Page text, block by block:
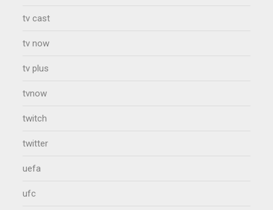
tv cast
tv now
tv plus
tvnow
twitch
twitter
uefa
ufc